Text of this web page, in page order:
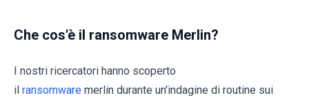
Che cos'è il ransomware Merlin?
I nostri ricercatori hanno scoperto
il ransomware merlin durante un'indagine di routine sui